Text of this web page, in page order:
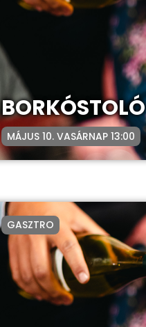
BORKÓSTOLÓ
MÁJUS 10. VASÁRNAP 13:00
GASZTRO